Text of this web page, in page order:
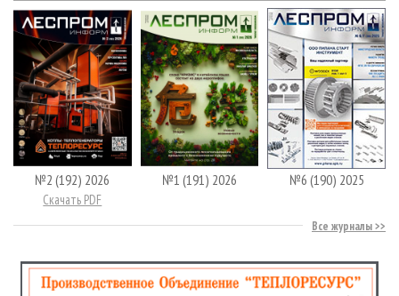
№2 (192) 2026
Скачать PDF
№1 (191) 2026 №6 (190) 2025
Все журналы